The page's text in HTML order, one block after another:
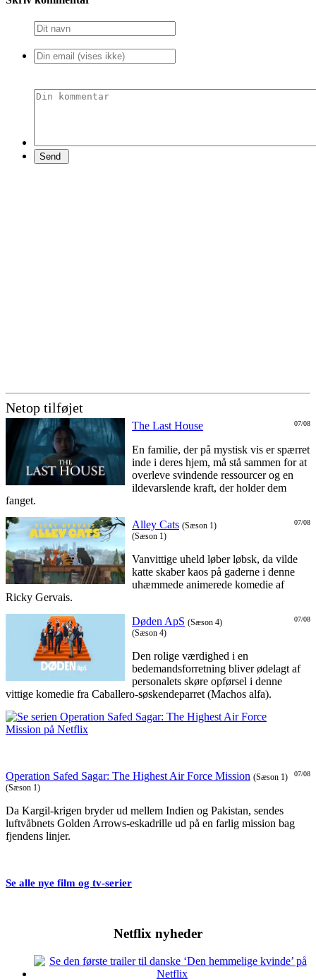
Netop tilføjet
07/08
The Last House
En familie, der på mystisk vis er spærret
inde i deres hjem, må stå sammen for at
overleve svindende ressourcer og en
ildevarslende kraft, der holder dem
fanget.
07/08
Alley Cats (Sæson 1)
(Sæson 1)
Vanvittige uheld løber løbsk, da vilde
katte skaber kaos på gaderne i denne
uhæmmede animerede komedie af
Ricky Gervais.
07/08
Døden ApS (Sæson 4)
(Sæson 4)
Den rolige værdighed i en
bedemandsforretning bliver ødelagt af
personalets skøre opførsel i denne
vittige komedie fra Caballero-søskendeparret (Machos alfa).
07/08
Operation Safed Sagar: The Highest Air Force Mission (Sæson 1)
(Sæson 1)
Da Kargil-krigen bryder ud mellem Indien og Pakistan, sendes
luftvåbnets Golden Arrows-eskadrille ud på en farlig mission bag
fjendens linjer.
Se alle nye film og tv-serier
Netflix nyheder